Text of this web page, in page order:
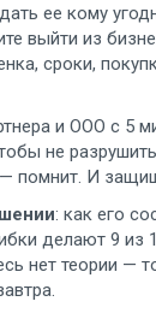
ее кому
выйти из
сроки,
и ООО с 5
не
помнит. И
: как его
делают 9 из
нет теории —